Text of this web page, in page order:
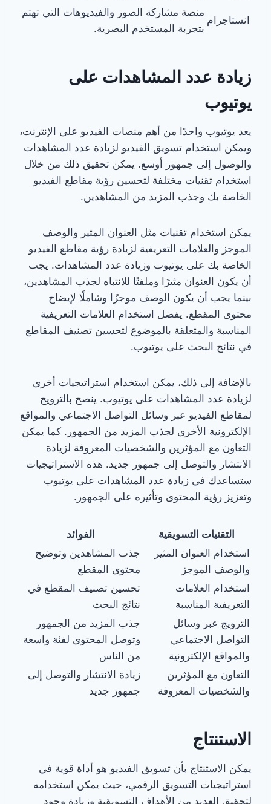
انستاجرام
منصة مشاركة الصور والفيديوهات التي تهتم
بتجربة المستخدم البصرية.
زيادة عدد المشاهدات على
يوتيوب
يعد يوتيوب واحدًا من أهم منصات الفيديو على الإنترنت،
ويمكن استخدام تسويق الفيديو لزيادة عدد المشاهدات
والوصول إلى جمهور أوسع. يمكن تحقيق ذلك من خلال
استخدام تقنيات مختلفة لتحسين رؤية مقاطع الفيديو
الخاصة بك وجذب المزيد من المشاهدين.
يمكن استخدام تقنيات مثل العنوان المثير والوصف
الموجز والعلامات التعريفية لزيادة رؤية مقاطع الفيديو
الخاصة بك على يوتيوب وزيادة عدد المشاهدات. يجب
أن يكون العنوان مثيرًا وملفتًا للانتباه لجذب المشاهدين،
بينما يجب أن يكون الوصف موجزًا وشاملًا لإيضاح
محتوى المقطع. يفضل استخدام العلامات التعريفية
المناسبة والمتعلقة بالموضوع لتحسين تصنيف المقاطع
في نتائج البحث على يوتيوب.
بالإضافة إلى ذلك، يمكن استخدام استراتيجيات أخرى
لزيادة عدد المشاهدات على يوتيوب. ينصح بالترويج
لمقاطع الفيديو عبر وسائل التواصل الاجتماعي والمواقع
الإلكترونية الأخرى لجذب المزيد من الجمهور. كما يمكن
التعاون مع المؤثرين والشخصيات المعروفة لزيادة
الانتشار والتوصل إلى جمهور جديد. هذه الاستراتيجيات
ستساعدك في زيادة عدد المشاهدات على يوتيوب
وتعزيز رؤية المحتوى وتأثيره على الجمهور.
التقنيات التسويقية
الفوائد
استخدام العنوان المثير
والوصف الموجز
جذب المشاهدين وتوضيح
محتوى المقطع
استخدام العلامات
التعريفية المناسبة
تحسين تصنيف المقطع في
نتائج البحث
الترويج عبر وسائل
التواصل الاجتماعي
والمواقع الإلكترونية
جذب المزيد من الجمهور
وتوصل المحتوى لفئة واسعة
من الناس
التعاون مع المؤثرين
والشخصيات المعروفة
زيادة الانتشار والتوصل إلى
جمهور جديد
الاستنتاج
يمكن الاستنتاج بأن تسويق الفيديو هو أداة قوية في
استراتيجيات التسويق الرقمي، حيث يمكن استخدامه
لتحقيق العديد من الأهداف التسويقية وزيادة وجود